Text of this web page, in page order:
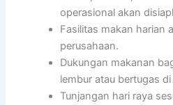
operasional akan
Fasilitas makan harian
perusahaan.
Dukungan makanan
lembur atau bertugas
Tunjangan hari raya